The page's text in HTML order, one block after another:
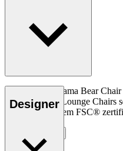
Liebevoll als Mama Bear
schwerfälligen Lounge
sind aus massivem FSC®
Designer